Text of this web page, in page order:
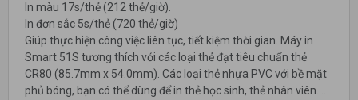
In màu 17s/thẻ (212 thẻ/giờ).
In đơn sắc 5s/thẻ (720 thẻ/giờ)
Giúp thực hiện công việc liên tục, tiết kiệm thời gian. Máy in
Smart 51S tương thích với các loại thẻ đạt tiêu chuẩn thẻ
CR80 (85.7mm x 54.0mm). Các loại thẻ nhựa PVC với bề mặt
phủ bóng, bạn có thể dùng để in thẻ học sinh, thẻ nhân viên....